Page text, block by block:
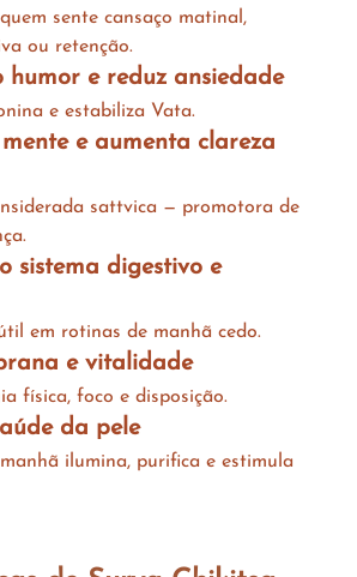
sente cansaço matinal,
ou retenção.
humor e reduz ansiedade
e estabiliza Vata.
e aumenta clareza
sattvica — promotora de
sistema digestivo e
em rotinas de manhã cedo.
e vitalidade
física, foco e disposição.
da pele
ilumina, purifica e estimula